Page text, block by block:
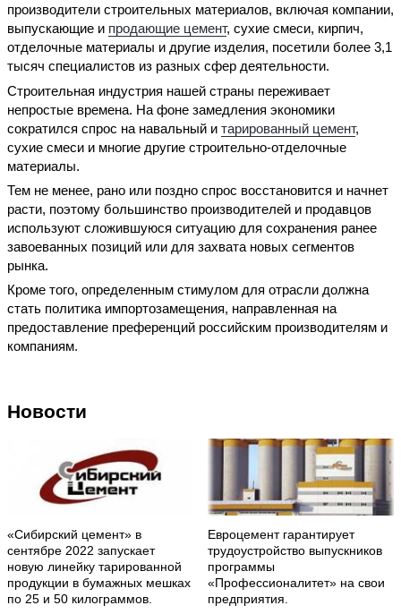
производители строительных материалов, включая компании,
выпускающие и продающие цемент, сухие смеси, кирпич,
отделочные материалы и другие изделия, посетили более 3,1
тысяч специалистов из разных сфер деятельности.
Строительная индустрия нашей страны переживает
непростые времена. На фоне замедления экономики
сократился спрос на навальный и тарированный цемент,
сухие смеси и многие другие строительно-отделочные
материалы.
Тем не менее, рано или поздно спрос восстановится и начнет
расти, поэтому большинство производителей и продавцов
используют сложившуюся ситуацию для сохранения ранее
завоеванных позиций или для захвата новых сегментов
рынка.
Кроме того, определенным стимулом для отрасли должна
стать политика импортозамещения, направленная на
предоставление преференций российским производителям и
компаниям.
Новости
«Сибирский цемент» в
сентябре 2022 запускает
новую линейку тарированной
продукции в бумажных мешках
по 25 и 50 килограммов.
Евроцемент гарантирует
трудоустройство выпускников
программы
«Профессионалитет» на свои
предприятия.